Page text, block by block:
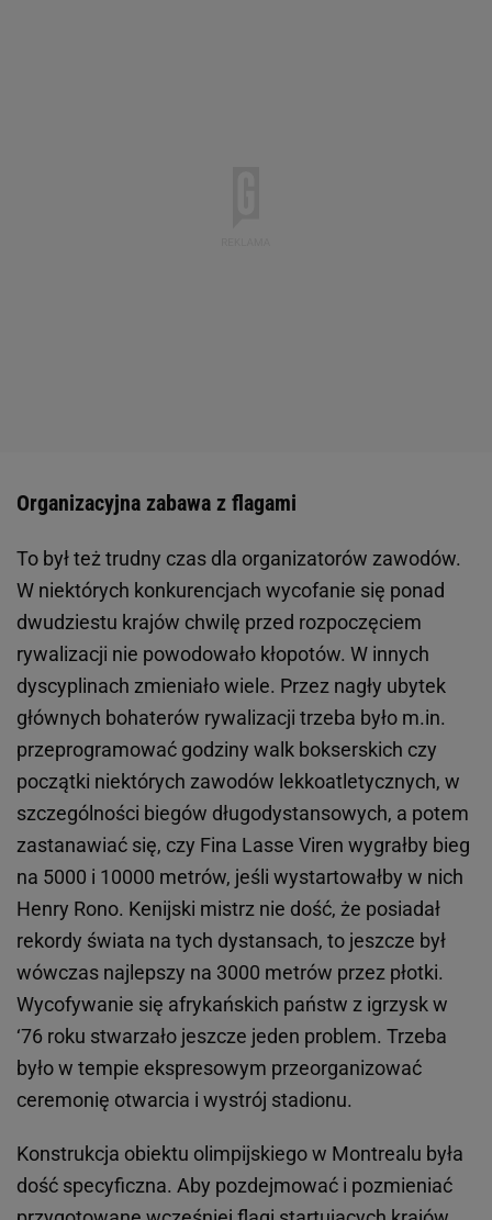
Organizacyjna zabawa z flagami
To był też trudny czas dla organizatorów zawodów.
W niektórych konkurencjach wycofanie się ponad
dwudziestu krajów chwilę przed rozpoczęciem
rywalizacji nie powodowało kłopotów. W innych
dyscyplinach zmieniało wiele. Przez nagły ubytek
głównych bohaterów rywalizacji trzeba było m.in.
przeprogramować godziny walk bokserskich czy
początki niektórych zawodów lekkoatletycznych, w
szczególności biegów długodystansowych, a potem
zastanawiać się, czy Fina Lasse Viren wygrałby bieg
na 5000 i 10000 metrów, jeśli wystartowałby w nich
Henry Rono. Kenijski mistrz nie dość, że posiadał
rekordy świata na tych dystansach, to jeszcze był
wówczas najlepszy na 3000 metrów przez płotki.
Wycofywanie się afrykańskich państw z igrzysk w
‘76 roku stwarzało jeszcze jeden problem. Trzeba
było w tempie ekspresowym przeorganizować
ceremonię otwarcia i wystrój stadionu.
Konstrukcja obiektu olimpijskiego w Montrealu była
dość specyficzna. Aby pozdejmować i pozmieniać